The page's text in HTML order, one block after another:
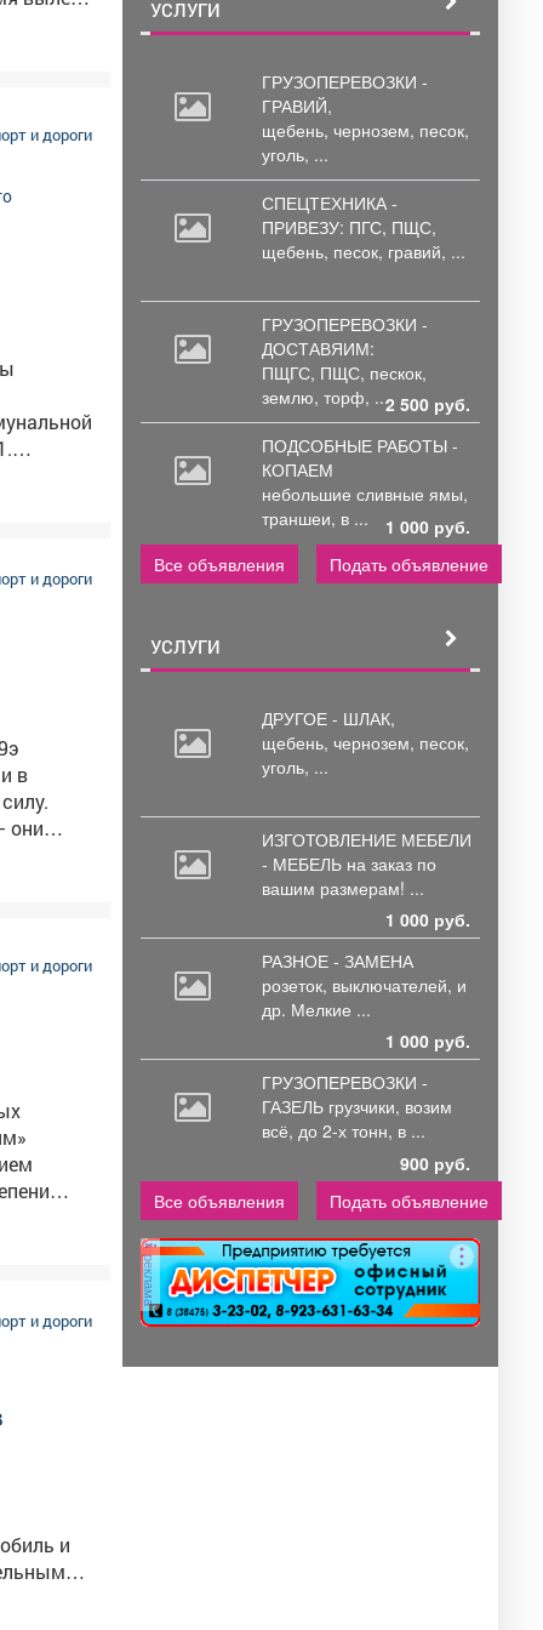
7500
могут
На
в
и дороги
5.
9.
и дороги
они
и дороги
на
с
детей-
на
и дороги
и
на
УСЛУГИ
ГРУЗОПЕРЕВОЗКИ -
ГРАВИЙ,
щебень, чернозем, песок,
уголь, ...
СПЕЦТЕХНИКА -
ПРИВЕЗУ: ПГС, ПЩС,
щебень, песок, гравий, ...
ГРУЗОПЕРЕВОЗКИ -
ДОСТАВЯИМ:
ПЩГС, ПЩС, пескок,
землю, торф, ...2 500 руб.
ПОДСОБНЫЕ РАБОТЫ -
КОПАЕМ
небольшие сливные ямы,
траншеи, в ...
1 000 руб.
Все объявления
Подать объявление
УСЛУГИ
ДРУГОЕ - ШЛАК,
щебень, чернозем, песок,
уголь, ...
ИЗГОТОВЛЕНИЕ МЕБЕЛИ
- МЕБЕЛЬ на заказ по
вашим размерам! ...
1 000 руб.
РАЗНОЕ - ЗАМЕНА
розеток, выключателей, и
др. Мелкие ...
1 000 руб.
ГРУЗОПЕРЕВОЗКИ -
ГАЗЕЛЬ грузчики, возим
всё, до 2-х тонн, в ...
900 руб.
Все объявления
Подать объявление
реклама